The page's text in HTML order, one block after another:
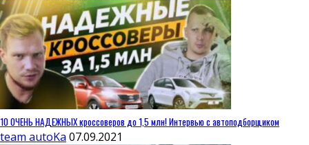
10 ОЧЕНЬ НАДЕЖНЫХ кроссоверов до 1,5 млн! Интервью с автоподборщиком
team autoKa 07.09.2021